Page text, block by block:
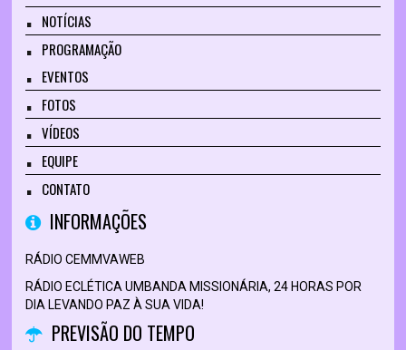
NOTÍCIAS
PROGRAMAÇÃO
EVENTOS
FOTOS
VÍDEOS
EQUIPE
CONTATO
INFORMAÇÕES
RÁDIO CEMMVAWEB
RÁDIO ECLÉTICA UMBANDA MISSIONÁRIA, 24 HORAS POR
DIA LEVANDO PAZ À SUA VIDA!
PREVISÃO DO TEMPO